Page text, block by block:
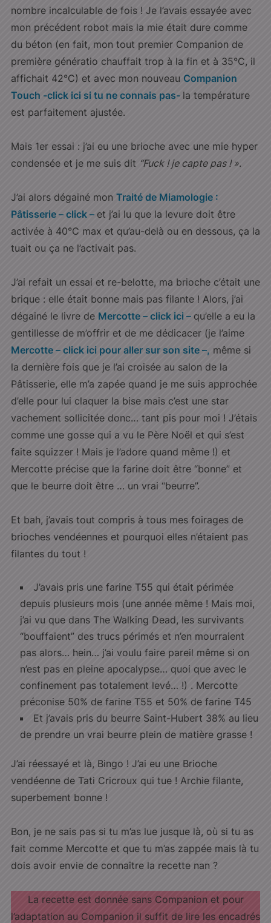
nombre incalculable de fois ! Je l’avais essayée avec
mon précédent robot mais la mie était dure comme
du béton (en fait, mon tout premier Companion de
première génératio chauffait trop à la fin et à 35°C, il
affichait 42°C) et avec mon nouveau Companion
Touch -click ici si tu ne connais pas- la température
est parfaitement ajustée.
Mais 1er essai : j’ai eu une brioche avec une mie hyper
condensée et je me suis dit “Fuck ! je capte pas ! ».
J’ai alors dégainé mon Traité de Miamologie :
Pâtisserie – click – et j’ai lu que la levure doit être
activée à 40°C max et qu’au-delà ou en dessous, ça la
tuait ou ça ne l’activait pas.
J’ai refait un essai et re-belotte, ma brioche c’était une
brique : elle était bonne mais pas filante ! Alors, j’ai
dégainé le livre de Mercotte – click ici – qu’elle a eu la
gentillesse de m’offrir et de me dédicacer (je l’aime
Mercotte – click ici pour aller sur son site –, même si
la dernière fois que je l’ai croisée au salon de la
Pâtisserie, elle m’a zapée quand je me suis approchée
d’elle pour lui claquer la bise mais c’est une star
vachement sollicitée donc… tant pis pour moi ! J’étais
comme une gosse qui a vu le Père Noël et qui s’est
faite squizzer ! Mais je l’adore quand même !) et
Mercotte précise que la farine doit être “bonne” et
que le beurre doit être … un vrai “beurre”.
Et bah, j’avais tout compris à tous mes foirages de
brioches vendéennes et pourquoi elles n’étaient pas
filantes du tout !
J’avais pris une farine T55 qui était périmée
depuis plusieurs mois (une année même ! Mais moi,
j’ai vu que dans The Walking Dead, les survivants
“bouffaient” des trucs périmés et n’en mourraient
pas alors… hein… j’ai voulu faire pareil même si on
n’est pas en pleine apocalypse… quoi que avec le
confinement pas totalement levé… !) . Mercotte
préconise 50% de farine T55 et 50% de farine T45
Et j’avais pris du beurre Saint-Hubert 38% au lieu
de prendre un vrai beurre plein de matière grasse !
J’ai réessayé et là, Bingo ! J’ai eu une Brioche
vendéenne de Tati Cricroux qui tue ! Archie filante,
superbement bonne !
Bon, je ne sais pas si tu m’as lue jusque là, où si tu as
fait comme Mercotte et que tu m’as zappée mais là tu
dois avoir envie de connaître la recette nan ?
La recette est donnée sans Companion et pour
l’adaptation au Companion il suffit de lire les encadrés